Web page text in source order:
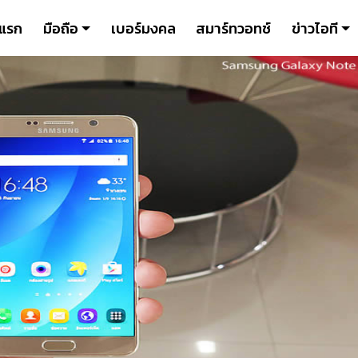
รก มือถือ เบอร์มงคล สมาร์ทวอทช์ ข่าวไอที